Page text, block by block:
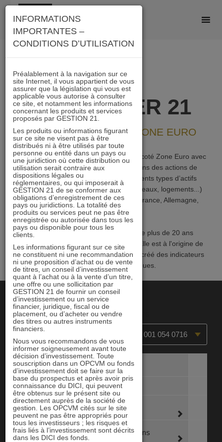
Skip
content
IMMOBILIER 21
FONCIÈRES COTÉES ZONE EURO
IMMOBILIER 21 est un FCP immobilier coté Zone Euro avec
une liquidité quotidienne. Il investit dans des actions de
foncières cotées qui possèdent différents types d’actifs
immobiliers (centres commerciaux, bureaux, logements...)
sur plusieurs zones géographiques (France, Allemagne,
Pays-Bas…).
L'équipe de GESTION 21 dispose de plus de 20 ans
d’expérience sur cette classe d'actifs. Elle est à l'origine de
nombreux articles sur le secteur et ont créé des indicateurs
propres de suivi des risques.
Mise à jour : 05/08/2026
Immobilier 21 IC - FR 001 054 0716
Valeur liquidative
Classification SFDR
Performance
Performance glissante
INFORMATIONS
IMPORTANTES –
CONDITIONS D’UTILISATION
Préalablement à la navigation sur ce
site Internet, il vous appartient de vous
assurer que la législation qui vous est
applicable vous autorise à consulter
ce site, et notamment les informations
concernant les produits et services
proposés par GESTION 21.
Les produits ou informations figurant
sur ce site ne visent pas à être
distribués ni à être utilisés par toute
personne ou entité dans un pays ou
une juridiction où cette distribution ou
utilisation serait contraire aux
dispositions légales ou
réglementaires, ou qui imposerait à
GESTION 21 de se conformer aux
obligations d’enregistrement de ces
pays ou juridictions. La totalité des
produits ou services peut ne pas être
enregistrée ou autorisée dans tous les
pays ou disponible pour tous les
clients.
Les informations figurant sur ce site
ne constituent ni une recommandation
ni une proposition d’achat ou de vente
de titres, un conseil d’investissement
quant à l’achat ou à la vente d’un titre,
une offre ou une sollicitation par
GESTION 21 de fournir un conseil
d’investissement ou un service
financier, juridique, fiscal ou de
placement, ou d’acheter ou vendre
des titres ou autres instruments
financiers.
Nous vous recommandons de vous
informer soigneusement avant toute
décision d’investissement. Toute
souscription dans un OPCVM ou fonds
d’investissement doit se faire sur la
base du prospectus et après avoir pris
connaissance du DICI, qui peuvent
être obtenus sur le présent site ou
directement auprès de la société de
gestion. Les OPCVM cités sur le site
peuvent ne pas être appropriés pour
tous les investisseurs ; les risques et
frais liés à l’investissement sont décrits
dans les DICI des fonds.